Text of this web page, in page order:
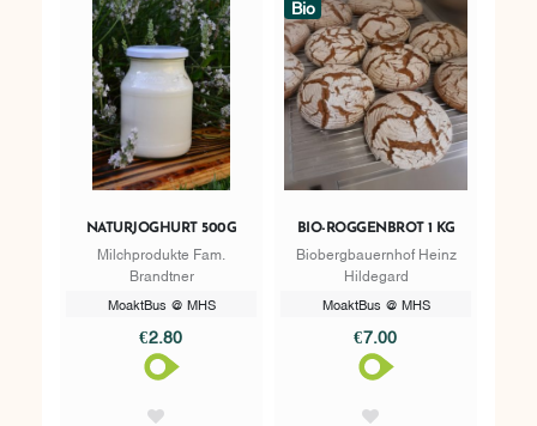
NATURJOGHURT 500G
Milchprodukte Fam.
Brandtner
MoaktBus @ MHS
€2.80
Bio
BIO-ROGGENBROT 1 KG
Biobergbauernhof Heinz
Hildegard
MoaktBus @ MHS
€7.00